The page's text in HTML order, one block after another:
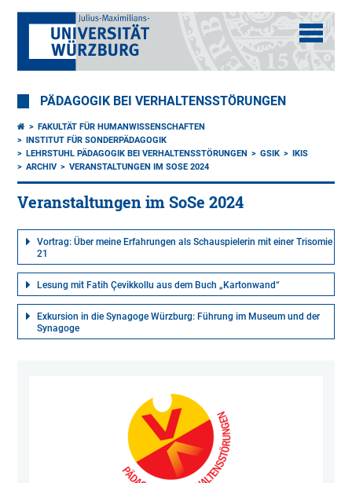
PÄDAGOGIK BEI VERHALTENSSTÖRUNGEN
FAKULTÄT FÜR HUMANWISSENSCHAFTEN
INSTITUT FÜR SONDERPÄDAGOGIK
LEHRSTUHL PÄDAGOGIK BEI VERHALTENSSTÖRUNGEN
GSIK
IKIS
ARCHIV
VERANSTALTUNGEN IM SOSE 2024
Veranstaltungen im SoSe 2024
Vortrag: Über meine Erfahrungen als Schauspielerin mit einer Trisomie
21
Lesung mit Fatih Çevikkollu aus dem Buch „Kartonwand“
Exkursion in die Synagoge Würzburg: Führung im Museum und der
Synagoge